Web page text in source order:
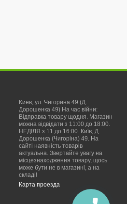
Киев, ул. Чигорина 49 (Д.
Дорошенка 49) На час війни:
Відправка товару щодня. Магазин
можна відвідати з 11:00 до 18:00.
НЕДІЛЯ з 11 до 16:00. Київ, Д.
Дорошенка (Чигоріна) 49. На
сайті наявність товарів
актуальна. Звертайте увагу на
місцезнаходження товару, щось
може бути не в магазині, а на
складі!
Карта проезда